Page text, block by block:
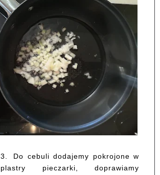
3.
Do cebuli dodajemy pokrojone w
plastry pieczarki, doprawiamy